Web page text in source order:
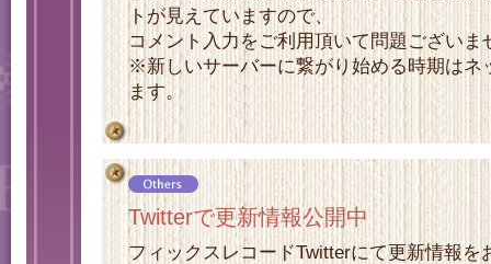
トが見えていますので、
コメント入力をご利用頂いて問題ございま
※新しいサーバーに繋がり始める時期はネ
ます。
Twitterで更新情報公開中
フィックスレコードTwitterにて更新情報を